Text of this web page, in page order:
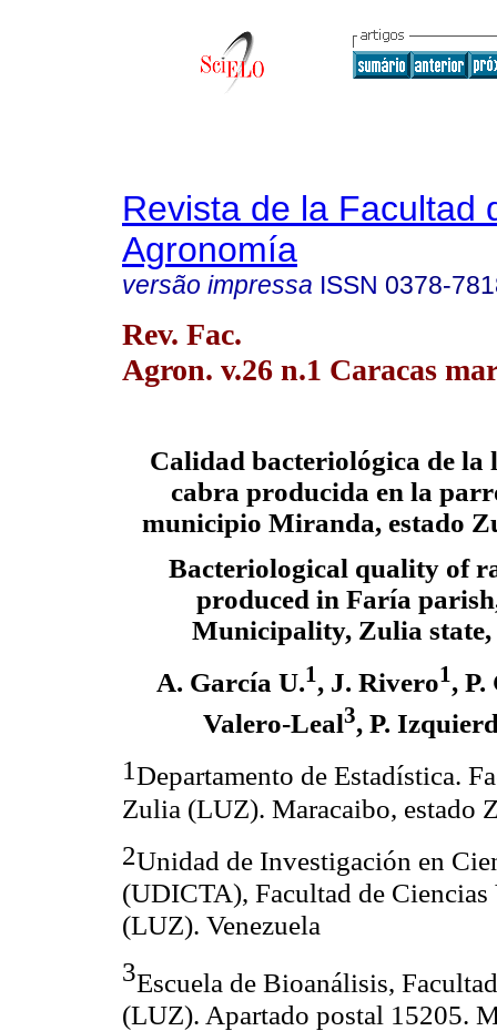
Revista de la Facultad
Agronomía
versão impressa ISSN 0378-
Rev. Fac.
Agron. v.26 n.1 Caracas
Calidad bacteriológica de la
cabra producida en la
municipio Miranda, estado
Bacteriological quality of
produced in Faría
Municipality, Zulia state,
A. García U.1, J. Rivero1, P.
Valero-Leal3, P.
1Departamento de Estadística.
Zulia (LUZ). Maracaibo, estado
2Unidad de Investigación en
(UDICTA), Facultad de
(LUZ). Venezuela
3Escuela de Bioanálisis,
(LUZ). Apartado postal 15205.